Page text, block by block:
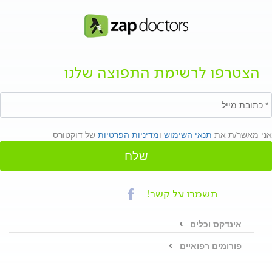
הצטרפו לרשימת התפוצה שלנו
אני מאשר/ת את תנאי השימוש ומדיניות הפרטיות של דוקטורס
שלח
תשמרו על קשר!
אינדקס וכלים
פורומים רפואיים